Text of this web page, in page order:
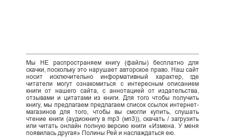
Мы НЕ распространяем книгу (файлы) бесплатно для
скачки, поскольку это нарушает авторское право. Наш сайт
носит исключительно информативный характер, где
читатели могут ознакомиться с интересным описанием
книги от нашего сайта, с аннотацией от издательства,
отзывами и цитатами из книги. Для того чтобы получить
книгу, мы предлагаем предлагаем список ссылок интернет-
магазинов для того, чтобы вы смогли купить, слушать
чтение книги (аудиокнигу в mp3 (мп3)), скачать / загрузить
или читать онлайн полную версию книги «Измена. У меня
появилась другая» Полины Рей и наслаждаться ею.